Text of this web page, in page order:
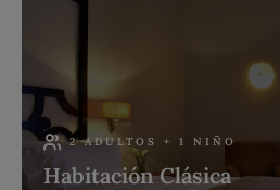
2 ADULTOS + 1 NIÑO
Habitación Clásica